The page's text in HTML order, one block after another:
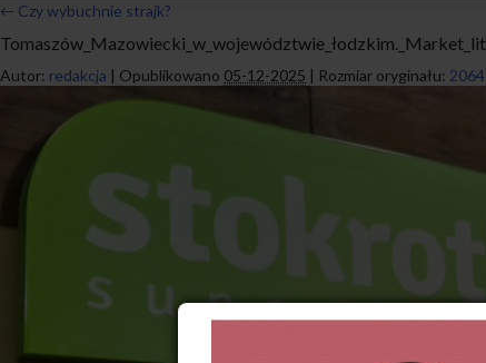
← Czy wybuchnie strajk?
Autor: redakcja | Opublikowano 05-12-2025 | Rozmiar oryginału: